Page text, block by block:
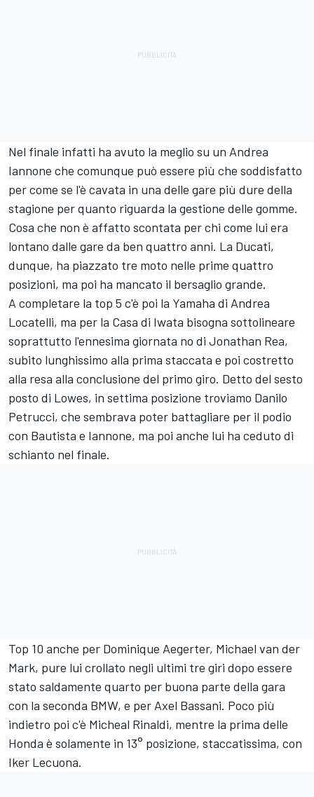
Nel finale infatti ha avuto la meglio su un Andrea
Iannone che comunque può essere più che soddisfatto
per come se l'è cavata in una delle gare più dure della
stagione per quanto riguarda la gestione delle gomme.
Cosa che non è affatto scontata per chi come lui era
lontano dalle gare da ben quattro anni. La Ducati,
dunque, ha piazzato tre moto nelle prime quattro
posizioni, ma poi ha mancato il bersaglio grande.
A completare la top 5 c'è poi la Yamaha di Andrea
Locatelli, ma per la Casa di Iwata bisogna sottolineare
soprattutto l'ennesima giornata no di Jonathan Rea,
subito lunghissimo alla prima staccata e poi costretto
alla resa alla conclusione del primo giro. Detto del sesto
posto di Lowes, in settima posizione troviamo Danilo
Petrucci, che sembrava poter battagliare per il podio
con Bautista e Iannone, ma poi anche lui ha ceduto di
schianto nel finale.
Top 10 anche per Dominique Aegerter, Michael van der
Mark, pure lui crollato negli ultimi tre giri dopo essere
stato saldamente quarto per buona parte della gara
con la seconda BMW, e per Axel Bassani. Poco più
indietro poi c'è Micheal Rinaldi, mentre la prima delle
Honda è solamente in 13° posizione, staccatissima, con
Iker Lecuona.